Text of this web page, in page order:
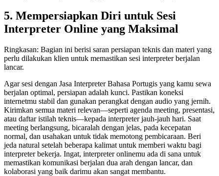
5. Mempersiapkan Diri untuk Sesi
Interpreter Online yang Maksimal
Ringkasan: Bagian ini berisi saran persiapan teknis dan materi yang
perlu dilakukan klien untuk memastikan sesi interpreter berjalan
lancar.
Agar sesi dengan Jasa Interpreter Bahasa Portugis yang kamu sewa
berjalan optimal, persiapan adalah kunci. Pastikan koneksi
internetmu stabil dan gunakan perangkat dengan audio yang jernih.
Kirimkan semua materi relevan—seperti agenda meeting, presentasi,
atau daftar istilah teknis—kepada interpreter jauh-jauh hari. Saat
meeting berlangsung, bicaralah dengan jelas, pada kecepatan
normal, dan usahakan untuk tidak memotong pembicaraan. Beri
jeda natural setelah beberapa kalimat untuk memberi waktu bagi
interpreter bekerja. Ingat, interpreter onlinemu ada di sana untuk
memastikan komunikasi berjalan dua arah dengan lancar, dan
kolaborasi yang baik darimu akan sangat membantu.